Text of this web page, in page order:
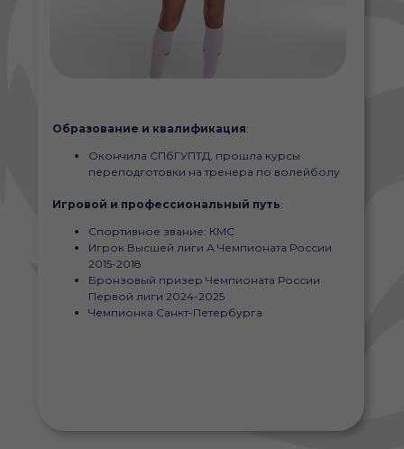
Образование и квалификация:
Окончила СПбГУПТД, прошла курсы
переподготовки на тренера по волейболу
Игровой и профессиональный путь:
Спортивное звание: КМС
Игрок Высшей лиги А Чемпионата России
2015-2018
Бронзовый призер Чемпионата России
Первой лиги 2024-2025
Чемпионка Санкт-Петербурга